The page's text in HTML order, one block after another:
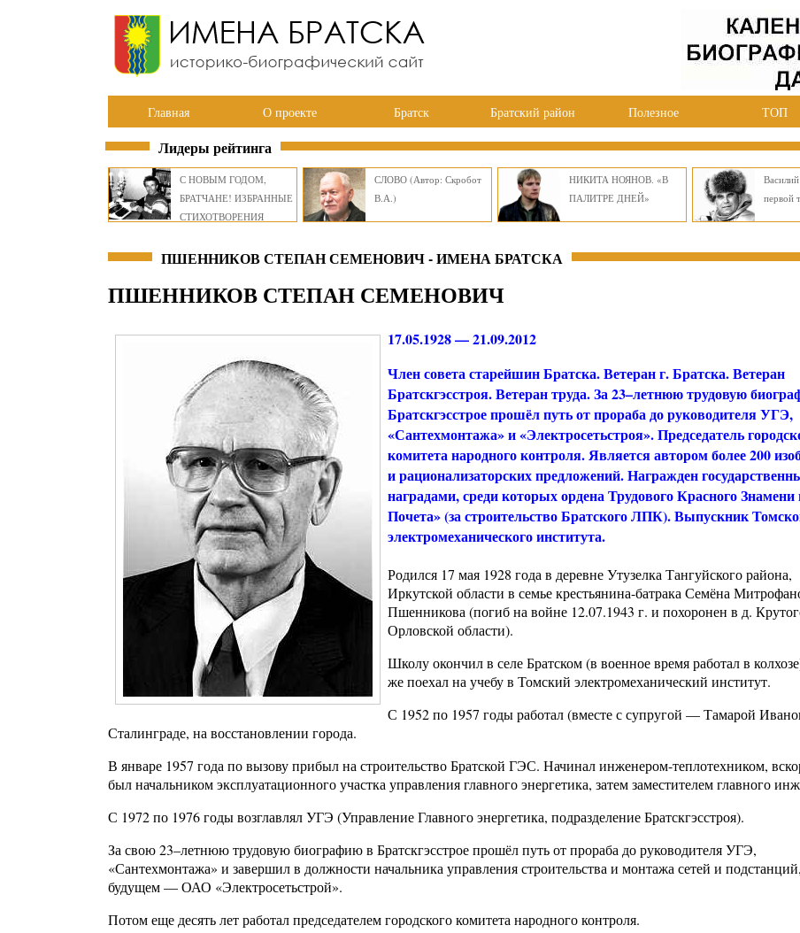
Главная О проекте Братск Братский район Полезное ТОП
Лидеры рейтинга
С НОВЫМ ГОДОМ,
БРАТЧАНЕ! ИЗБРАННЫЕ
СТИХОТВОРЕНИЯ
СЛОВО (Автор: Скробот
В.А.)
НИКИТА НОЯНОВ. «В
ПАЛИТРЕ ДНЕЙ»
первой
ПШЕННИКОВ СТЕПАН СЕМЕНОВИЧ - ИМЕНА БРАТСКА
ПШЕННИКОВ СТЕПАН СЕМЕНОВИЧ
17.05.1928 — 21.09.2012
Член совета старейшин Братска. Ветеран г. Братска. Ветеран
Братскгэсстроя. Ветеран труда. За 23–летнюю трудовую
Братскгэсстрое прошёл путь от прораба до руководителя УГЭ,
«Сантехмонтажа» и «Электросетьстроя». Председатель
комитета народного контроля. Является автором более 200
и рационализаторских предложений. Награжден
наградами, среди которых ордена Трудового Красного Знамени
Почета» (за строительство Братского ЛПК). Выпускник
электромеханического института.
Родился 17 мая 1928 года в деревне Утузелка Тангуйского района,
Иркутской области в семье крестьянина-батрака Семёна
Пшенникова (погиб на войне 12.07.1943 г. и похоронен в д.
Орловской области).
Школу окончил в селе Братском (в военное время работал в
же поехал на учебу в Томский электромеханический институт.
С 1952 по 1957 годы работал (вместе с супругой — Тамарой
Сталинграде, на восстановлении города.
В январе 1957 года по вызову прибыл на строительство Братской ГЭС. Начинал инженером-теплотехником,
был начальником эксплуатационного участка управления главного энергетика, затем заместителем главного
С 1972 по 1976 годы возглавлял УГЭ (Управление Главного энергетика, подразделение Братскгэсстроя).
За свою 23–летнюю трудовую биографию в Братскгэсстрое прошёл путь от прораба до руководителя УГЭ,
«Сантехмонтажа» и завершил в должности начальника управления строительства и монтажа сетей и
будущем — ОАО «Электросетьстрой».
Потом еще десять лет работал председателем городского комитета народного контроля.